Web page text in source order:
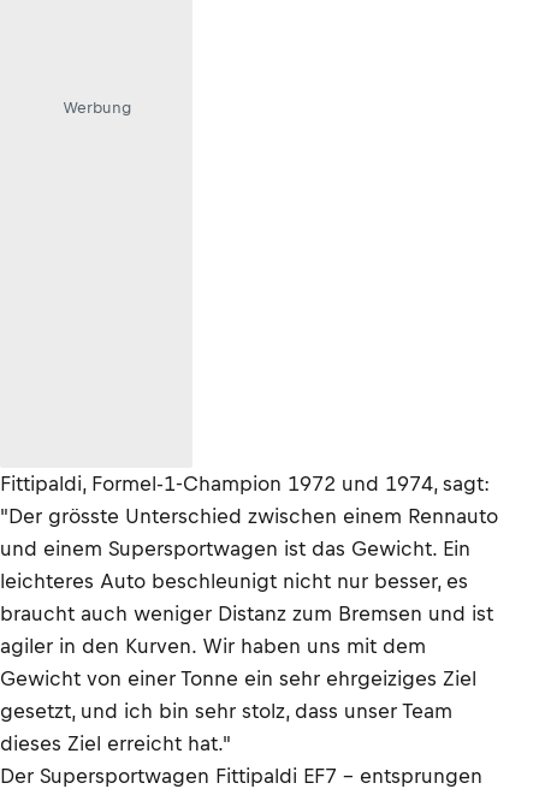
Werbung
Fittipaldi, Formel-1-Champion 1972 und 1974, sagt:
"Der grösste Unterschied zwischen einem Rennauto
und einem Supersportwagen ist das Gewicht. Ein
leichteres Auto beschleunigt nicht nur besser, es
braucht auch weniger Distanz zum Bremsen und ist
agiler in den Kurven. Wir haben uns mit dem
Gewicht von einer Tonne ein sehr ehrgeiziges Ziel
gesetzt, und ich bin sehr stolz, dass unser Team
dieses Ziel erreicht hat."
Der Supersportwagen Fittipaldi EF7 – entsprungen